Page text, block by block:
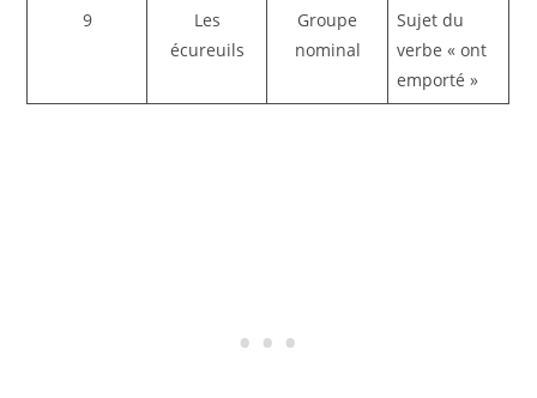
9
Les
écureuils
Groupe
nominal
Sujet du
verbe « ont
emporté »